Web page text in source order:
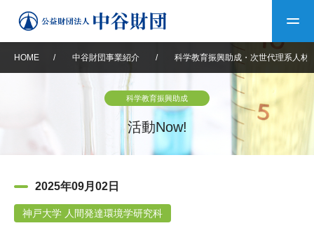
中谷財団について
設立趣意書 財団概要
中谷財団事業紹介 中谷賞
中谷財団動画紹介
HOME / 中谷財団事業紹介 / 科学教育振興助成・次世代理系人材
科学教育振興助成
活動Now!
2025年09月02日
神戸大学 人間発達環境学研究科